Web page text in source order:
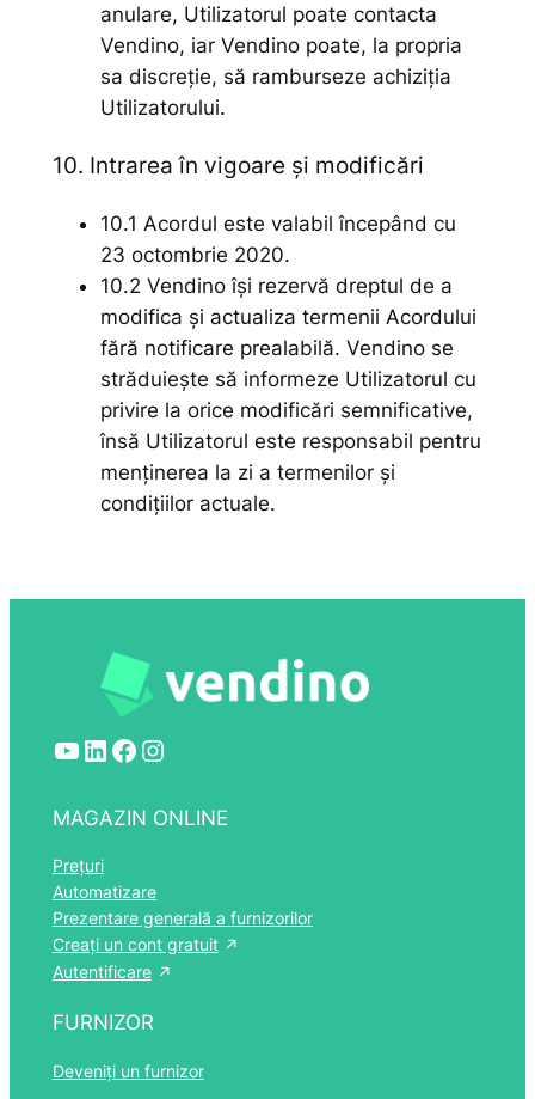
anulare, Utilizatorul poate contacta
Vendino, iar Vendino poate, la propria
sa discreție, să ramburseze achiziția
Utilizatorului.
10. Intrarea în vigoare și modificări
10.1 Acordul este valabil începând cu
23 octombrie 2020.
10.2 Vendino își rezervă dreptul de a
modifica și actualiza termenii Acordului
fără notificare prealabilă. Vendino se
străduiește să informeze Utilizatorul cu
privire la orice modificări semnificative,
însă Utilizatorul este responsabil pentru
menținerea la zi a termenilor și
condițiilor actuale.
YouTube LinkedIn Facebook Instagram
MAGAZIN ONLINE
Prețuri
Automatizare
Prezentare generală a furnizorilor
Creați un cont gratuit
Autentificare
FURNIZOR
Deveniți un furnizor